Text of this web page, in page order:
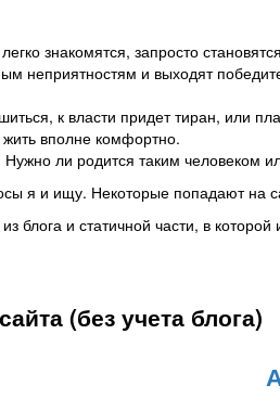
знакомятся, запросто
неприятностям и выходят
к власти придет тиран, или
жить вполне комфортно.
Нужно ли родится таким человеком
я и ищу. Некоторые попадают на
блога и статичной части, в
(без учета блога)